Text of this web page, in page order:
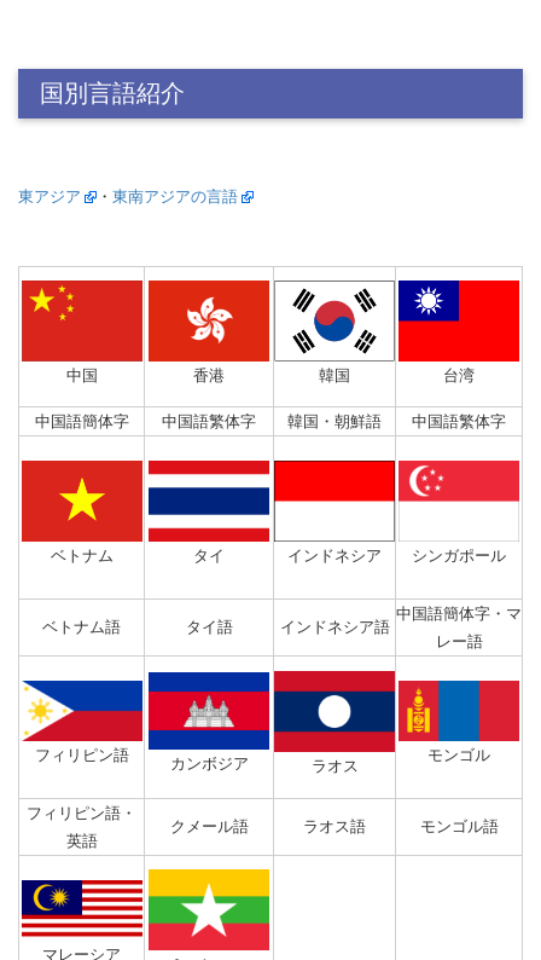
国別言語紹介
東アジア ・ 東南アジアの言語
中国 香港 韓国 台湾
中国語簡体字 中国語繁体字 韓国・朝鮮語 中国語繁体字
ベトナム タイ インドネシア シンガポール
ベトナム語 タイ語 インドネシア語
中国語簡体字・マ
レー語
フィリピン語 カンボジア ラオス
モンゴル
フィリピン語・
英語
クメール語 ラオス語 モンゴル語
マレーシア